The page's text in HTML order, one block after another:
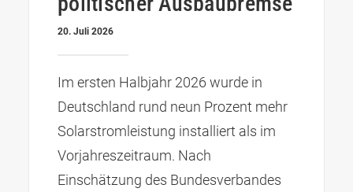
20. Juli 2026
Im ersten Halbjahr 2026 wurde in
Deutschland rund neun Prozent mehr
Solarstromleistung installiert als im
Vorjahreszeitraum. Nach
Einschätzung des Bundesverbandes